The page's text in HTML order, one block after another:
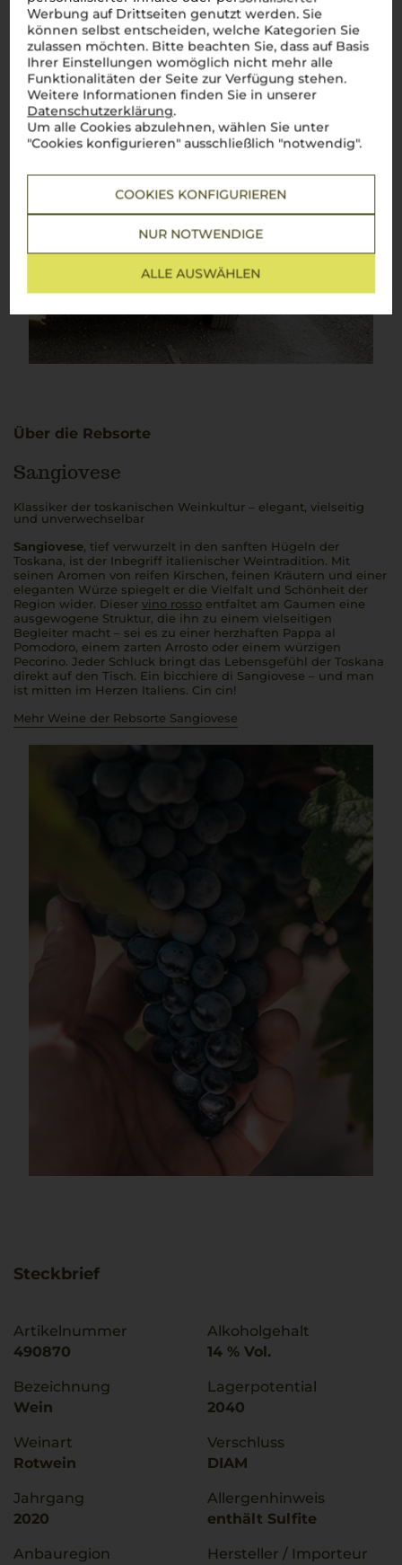
Werbung auf Drittseiten genutzt werden. Sie
können selbst entscheiden, welche Kategorien Sie
zulassen möchten. Bitte beachten Sie, dass auf Basis
Ihrer Einstellungen womöglich nicht mehr alle
Funktionalitäten der Seite zur Verfügung stehen.
Weitere Informationen finden Sie in unserer
Datenschutzerklärung.
Um alle Cookies abzulehnen, wählen Sie unter
"Cookies konfigurieren" ausschließlich "notwendig".
COOKIES KONFIGURIEREN
NUR NOTWENDIGE
ALLE AUSWÄHLEN
Über die Rebsorte
Sangiovese
Klassiker der toskanischen Weinkultur – elegant, vielseitig
und unverwechselbar
Sangiovese, tief verwurzelt in den sanften Hügeln der
Toskana, ist der Inbegriff italienischer Weintradition. Mit
seinen Aromen von reifen Kirschen, feinen Kräutern und einer
eleganten Würze spiegelt er die Vielfalt und Schönheit der
Region wider. Dieser vino rosso entfaltet am Gaumen eine
ausgewogene Struktur, die ihn zu einem vielseitigen
Begleiter macht – sei es zu einer herzhaften Pappa al
Pomodoro, einem zarten Arrosto oder einem würzigen
Pecorino. Jeder Schluck bringt das Lebensgefühl der Toskana
direkt auf den Tisch. Ein bicchiere di Sangiovese – und man
ist mitten im Herzen Italiens. Cin cin!
Mehr Weine der Rebsorte Sangiovese
Steckbrief
Artikelnummer
490870
Bezeichnung
Wein
Weinart
Rotwein
Jahrgang
2020
Anbauregion
Alkoholgehalt
14 % Vol.
Lagerpotential
2040
Verschluss
DIAM
Allergenhinweis
enthält Sulfite
Hersteller / Importeur